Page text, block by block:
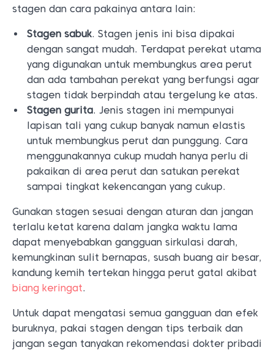
stagen dan cara pakainya antara lain:
Stagen sabuk. Stagen jenis ini bisa dipakai
dengan sangat mudah. Terdapat perekat utama
yang digunakan untuk membungkus area perut
dan ada tambahan perekat yang berfungsi agar
stagen tidak berpindah atau tergelung ke atas.
Stagen gurita. Jenis stagen ini mempunyai
lapisan tali yang cukup banyak namun elastis
untuk membungkus perut dan punggung. Cara
menggunakannya cukup mudah hanya perlu di
pakaikan di area perut dan satukan perekat
sampai tingkat kekencangan yang cukup.
Gunakan stagen sesuai dengan aturan dan jangan
terlalu ketat karena dalam jangka waktu lama
dapat menyebabkan gangguan sirkulasi darah,
kemungkinan sulit bernapas, susah buang air besar,
kandung kemih tertekan hingga perut gatal akibat
biang keringat.
Untuk dapat mengatasi semua gangguan dan efek
buruknya, pakai stagen dengan tips terbaik dan
jangan segan tanyakan rekomendasi dokter pribadi